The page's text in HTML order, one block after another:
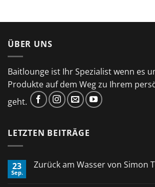
ÜBER UNS
Baitlounge ist Ihr Spezialist wenn es
Produkte auf dem Weg zu Ihrem
geht.
LETZTEN BEITRÄGE
23
Sep.
Zurück am Wasser von Simon